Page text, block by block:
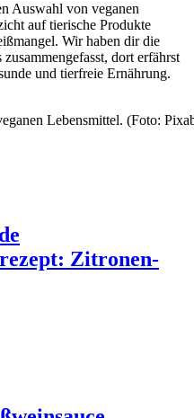
Auswahl von veganen
auf tierische Produkte
Wir haben dir die
zusammengefasst, dort erfährst
und tierfreie Ernährung.
Lebensmittel. (Foto:
Zitronen-